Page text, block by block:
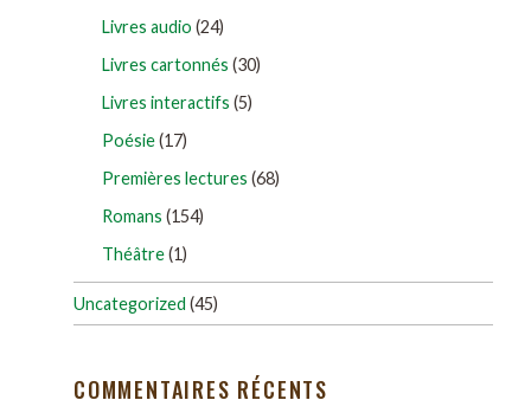
Livres audio (24)
Livres cartonnés (30)
Livres interactifs (5)
Poésie(17)
Premières lectures (68)
Romans (154)
Théâtre(1)
Uncategorized (45)
COMMENTAIRES RÉCENTS